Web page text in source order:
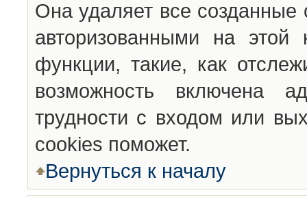
Она удаляет все созданные
авторизованными на
функции, такие, как
возможность включена
трудности с входом или
cookies поможет.
Вернуться к началу